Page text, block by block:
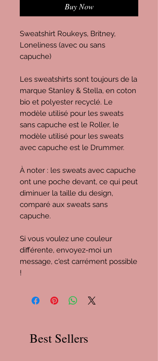
Buy Now
Sweatshirt Roukeys, Britney,
Loneliness (avec ou sans
capuche)
Les sweatshirts sont toujours de la
marque Stanley & Stella, en coton
bio et polyester recyclé. Le
modèle utilisé pour les sweats
sans capuche est le Roller, le
modèle utilisé pour les sweats
avec capuche est le Drummer.
À noter : les sweats avec capuche
ont une poche devant, ce qui peut
diminuer la taille du design,
comparé aux sweats sans
capuche.
Si vous voulez une couleur
différente, envoyez-moi un
message, c'est carrément possible
!
Best Sellers